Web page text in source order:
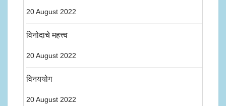
20 August 2022
विनोदाचे महत्त्व
20 August 2022
विनययोग
20 August 2022